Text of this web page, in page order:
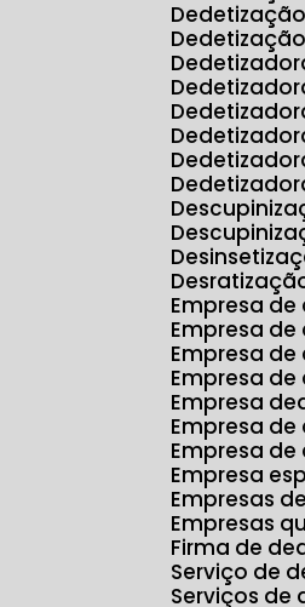
Empresa
Empresa
Empresa
Empresa
Empresa
Empresa
Empresa
Empresa
Empresas
Empresas
Firma de
Serviço de
Serviços